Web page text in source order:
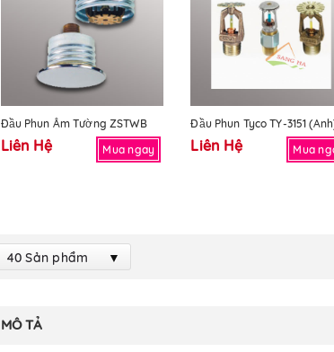
Đầu Phun Âm Tường ZSTWB
Liên Hệ Mua ngay
Đầu Phun Tyco TY-3151
Liên Hệ Mua
40 Sản phẩm
MÔ TẢ